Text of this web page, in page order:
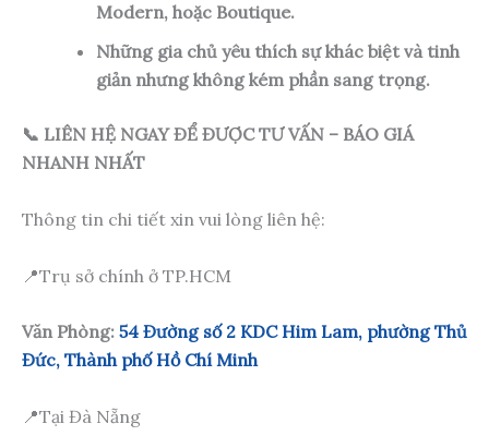
Modern, hoặc Boutique.
Những gia chủ yêu thích sự khác biệt và tinh
giản nhưng không kém phần sang trọng.
📞 LIÊN HỆ NGAY ĐỂ ĐƯỢC TƯ VẤN – BÁO GIÁ
NHANH NHẤT
Thông tin chi tiết xin vui lòng liên hệ:
📍Trụ sở chính ở TP.HCM
Văn Phòng: 54 Đường số 2 KDC Him Lam, phường Thủ
Đức, Thành phố Hồ Chí Minh
📍Tại Đà Nẵng